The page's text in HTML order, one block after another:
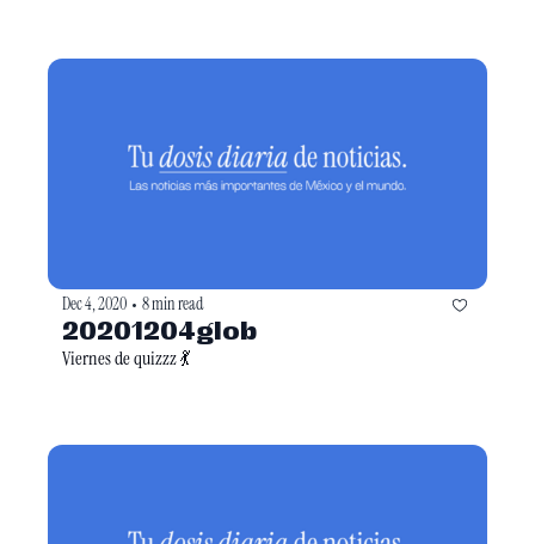
Dec 4, 2020 • 8 min read
20201204glob
Viernes de quizzz 💃